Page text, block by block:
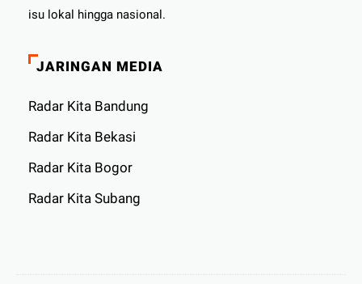
isu lokal hingga nasional.
JARINGAN MEDIA
Radar Kita Bandung
Radar Kita Bekasi
Radar Kita Bogor
Radar Kita Subang